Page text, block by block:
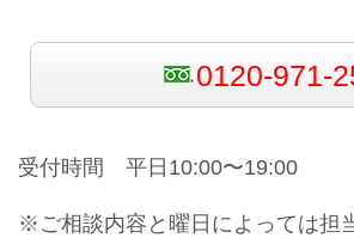
0120-971-
受付時間 平日10:00〜19:00
※ご相談内容と曜日によっては担